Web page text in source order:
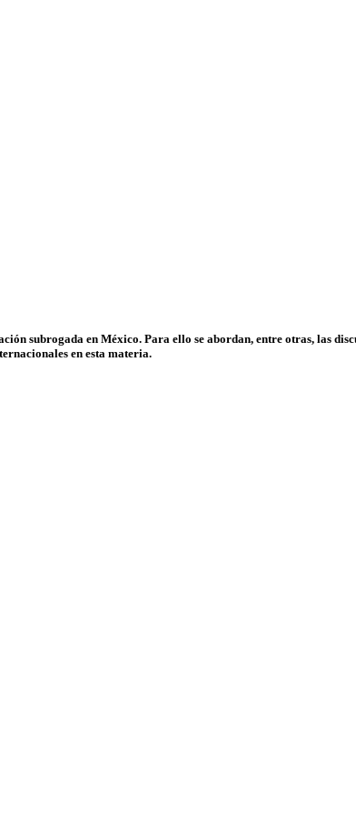
subrogada en México. Para ello se abordan, entre otras, las
en esta materia.